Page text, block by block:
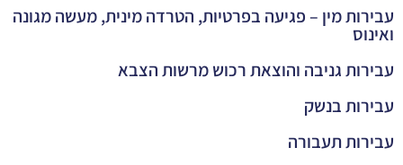
עבירות מין – פגיעה בפרטיות, הטרדה מינית, מעשה מגונה
ואינוס
עבירות גניבה והוצאת רכוש מרשות הצבא
עבירות בנשק
עבירות תעבורה